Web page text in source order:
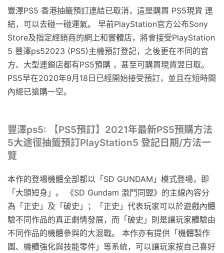
豐澤PS5 香港抽籤預訂連結已取消，這是購買 PS5現貨 連
結，可以去碰一碰運氣。 早前PlayStation官方公布Sony
Store及指定經銷商的網上和實體店，將會接受PlayStation
5 豐澤ps52023 (PS5)主機預訂登記，之後更在不同的官
方、大型連鎖店都有PS5預購 ，甚至可購買現貨翌日取。
PS5早在2020年9月18日已經開始接受預訂，並且在短時間
內經已搶購一空。
豐澤ps5: 【PS5預訂】2021年最新PS5預購方法
5大途徑抽籤預訂PlayStation5 登記日期/方法一
覽
本作的登場機體全部都以「SD GUNDAM」模式登場，即
「大頭短身」。 《SD Gundam 激鬥同盟》的主線內容分
為「正史」及「破史」；「正史」代表玩家可以於遊戲內體
驗不同作品的真正劇情發展，而「破史」則是讓玩家體驗由
不同作品的機體參與的大混戰。 本作亦有提供「機體製作
圖、機體強化與技能零件」等系統，可以讓玩家按自己喜好